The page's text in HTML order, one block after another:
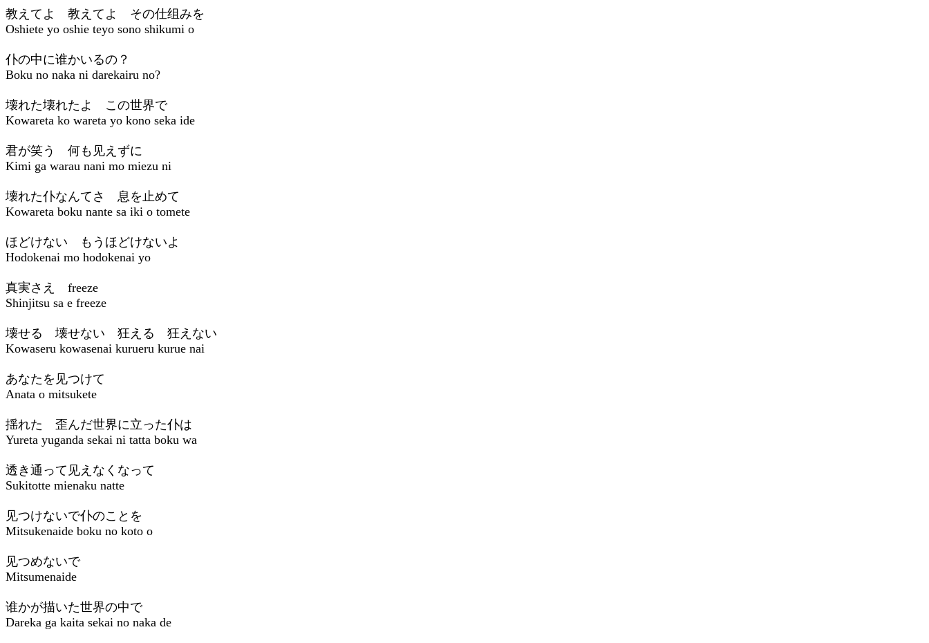
教えてよ 教えてよ その仕组みを
Oshiete yo oshie teyo sono shikumi o
仆の中に谁かいるの？
Boku no naka ni darekairu no?
壊れた壊れたよ この世界で
Kowareta ko wareta yo kono seka ide
君が笑う 何も见えずに
Kimi ga warau nani mo miezu ni
壊れた仆なんてさ 息を止めて
Kowareta boku nante sa iki o tomete
ほどけない もうほどけないよ
Hodokenai mo hodokenai yo
真実さえ freeze
Shinjitsu sa e freeze
壊せる 壊せない 狂える 狂えない
Kowaseru kowasenai kurueru kurue nai
あなたを见つけて
Anata o mitsukete
揺れた 歪んだ世界に立った仆は
Yureta yuganda sekai ni tatta boku wa
透き通って见えなくなって
Sukitotte mienaku natte
见つけないで仆のことを
Mitsukenaide boku no koto o
见つめないで
Mitsumenaide
谁かが描いた世界の中で
Dareka ga kaita sekai no naka de